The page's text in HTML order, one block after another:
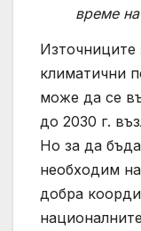
време
Източниците
климатични
може да се
до 2030 г.
Но за да
необходим
добра